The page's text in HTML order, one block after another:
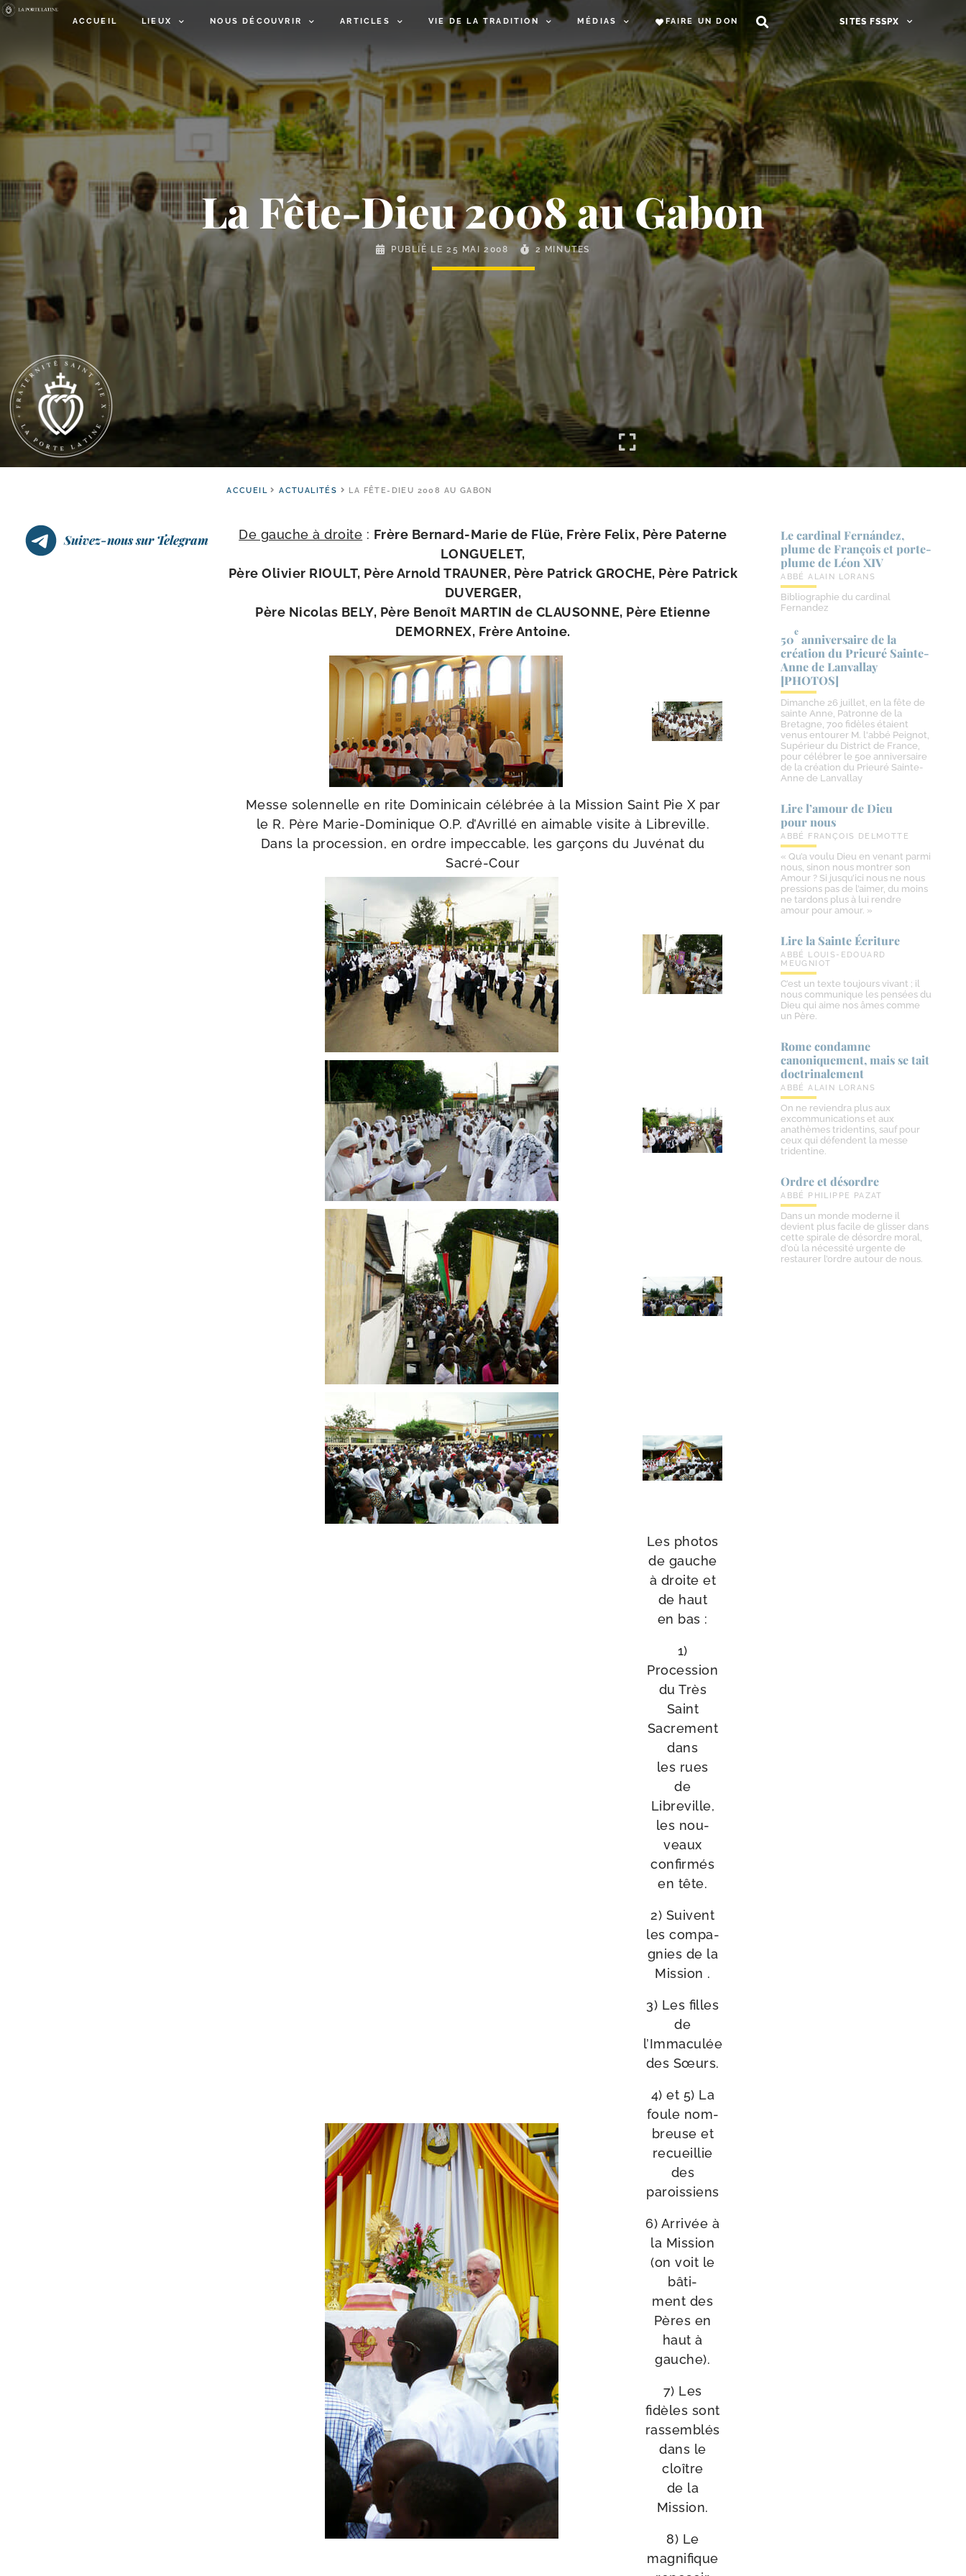
ACCUEIL LIEUX NOUS DÉCOUVRIR ARTICLES VIE DE LA TRADITION MÉDIAS FAIRE UN DON SITES FSSPX
La Fête-​Dieu 2008 au Gabon
PUBLIÉ LE 25 MAI 2008 2 MINUTES
ACCUEIL ACTUALITÉS LA FÊTE-DIEU 2008 AU GABON
Suivez-nous sur Telegram De gauche à droite : Frère Bernard-​Marie de Flüe, Frère Felix, Père Paterne
LONGUELET,
Père Olivier RIOULT, Père Arnold TRAUNER, Père Patrick GROCHE, Père Patrick
DUVERGER,
Père Nicolas BELY, Père Benoît MARTIN de CLAUSONNE, Père Etienne
DEMORNEX, Frère Antoine.
Messe solen­nelle en rite Dominicain célé­brée à la Mission Saint Pie X par
le R. Père Marie-​Dominique O.P. d’Avrillé en aimable visite à Libreville.
Dans la pro­ces­sion, en ordre impec­cable, les gar­çons du Juvénat du
Sacré-Cour
Les pho­tos
de gauche
à droite et
de haut
en bas :
1)
Procession
du Très
Saint
Sacrement
dans
les rues
de
Libreville,
les nou­
veaux
confir­més
en tête.
2) Suivent
les com­pa­
gnies de la
Mission .
3) Les filles
de
l’Immaculée
des Sœurs.
4) et 5) La
foule nom­
breuse et
recueillie
des
paroissiens
6) Arrivée à
la Mission
(on voit le
bâti­
ment des
Pères en
haut à
gauche).
7) Les
fidèles sont
ras­sem­blés
dans le
cloître
de la
Mission.
8) Le
magni­fique
Le cardinal Fernández,
plume de François et porte-​
plume de Léon XIV
ABBÉ ALAIN LORANS
Bibliographie du cardinal
Fernandez
50
e
anniversaire de la
création du Prieuré Sainte-​
Anne de Lanvallay
[PHOTOS]
Dimanche 26 juillet, en la fête de
sainte Anne, Patronne de la
Bretagne, 700 fidèles étaient
venus entourer M. l'abbé Peignot,
Supérieur du District de France,
pour célébrer le 50e anniversaire
de la création du Prieuré Sainte-
Anne de Lanvallay
Lire l’amour de Dieu
pour nous
ABBÉ FRANÇOIS DELMOTTE
« Qu’a voulu Dieu en venant parmi
nous, sinon nous montrer son
Amour ? Si jusqu’ici nous ne nous
pressions pas de l’aimer, du moins
ne tardons plus à lui rendre
amour pour amour. »
Lire la Sainte Écriture
ABBÉ LOUIS-EDOUARD
MEUGNIOT
C’est un texte toujours vivant ; il
nous communique les pensées du
Dieu qui aime nos âmes comme
un Père.
Rome condamne
canoniquement, mais se tait
doctrinalement
ABBÉ ALAIN LORANS
On ne reviendra plus aux
excommunications et aux
anathèmes tridentins, sauf pour
ceux qui défendent la messe
tridentine.
Ordre et désordre
ABBÉ PHILIPPE PAZAT
Dans un monde moderne il
devient plus facile de glisser dans
cette spirale de désordre moral,
d’où la nécessité urgente de
restaurer l’ordre autour de nous.